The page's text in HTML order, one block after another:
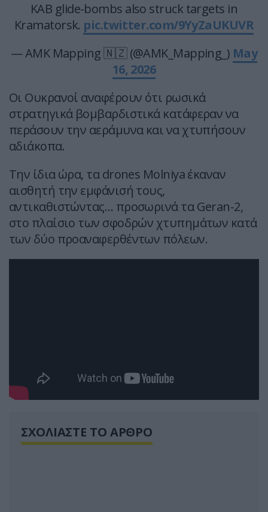
KAB glide-bombs also struck targets in
Kramatorsk. pic.twitter.com/9YyZaUKUVR
— AMK Mapping 🇳🇿 (@AMK_Mapping_) May
16, 2026
Οι Ουκρανοί αναφέρουν ότι ρωσικά
στρατηγικά βομβαρδιστικά κατάφεραν να
περάσουν την αεράμυνα και να χτυπήσουν
αδιάκοπα.
Την ίδια ώρα, τα drones Molniya έκαναν
αισθητή την εμφάνισή τους,
αντικαθιστώντας… προσωρινά τα Geran-2,
στο πλαίσιο των σφοδρών χτυπημάτων κατά
των δύο προαναφερθέντων πόλεων.
ΣΧΟΛΙΑΣΤΕ ΤΟ ΑΡΘΡΟ